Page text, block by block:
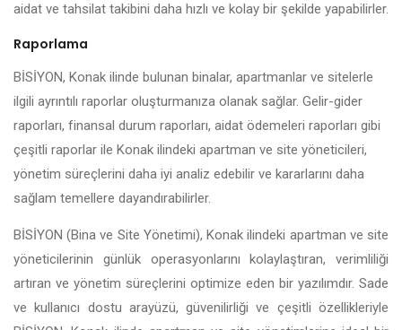
aidat ve tahsilat takibini daha hızlı ve kolay bir şekilde yapabilirler.
Raporlama
BİSİYON, Konak ilinde bulunan binalar, apartmanlar ve sitelerle
ilgili ayrıntılı raporlar oluşturmanıza olanak sağlar. Gelir-gider
raporları, finansal durum raporları, aidat ödemeleri raporları gibi
çeşitli raporlar ile Konak ilindeki apartman ve site yöneticileri,
yönetim süreçlerini daha iyi analiz edebilir ve kararlarını daha
sağlam temellere dayandırabilirler.
BİSİYON (Bina ve Site Yönetimi), Konak ilindeki apartman ve site
yöneticilerinin günlük operasyonlarını kolaylaştıran, verimliliği
artıran ve yönetim süreçlerini optimize eden bir yazılımdır. Sade
ve kullanıcı dostu arayüzü, güvenilirliği ve çeşitli özellikleriyle